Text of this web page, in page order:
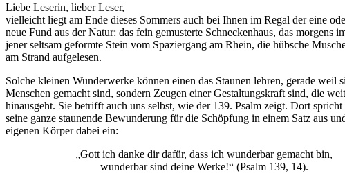
Liebe Leserin, lieber Leser,
vielleicht liegt am Ende dieses Sommers auch bei Ihnen im Regal der eine
neue Fund aus der Natur: das fein gemusterte Schneckenhaus, das morgens
jener seltsam geformte Stein vom Spaziergang am Rhein, die hübsche
am Strand aufgelesen.
Solche kleinen Wunderwerke können einen das Staunen lehren, gerade weil
Menschen gemacht sind, sondern Zeugen einer Gestaltungskraft sind, die
hinausgeht. Sie betrifft auch uns selbst, wie der 139. Psalm zeigt. Dort spricht
seine ganze staunende Bewunderung für die Schöpfung in einem Satz aus
eigenen Körper dabei ein:
„Gott ich danke dir dafür, dass ich wunderbar gemacht bin,
wunderbar sind deine Werke!“ (Psalm 139, 14).